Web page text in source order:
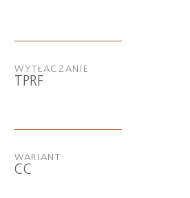
WYTŁACZANIE
TPRF
WARIANT
CC